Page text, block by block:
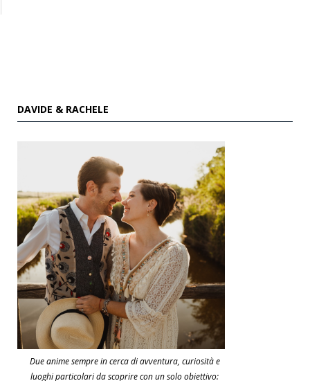
DAVIDE & RACHELE
Due anime sempre in cerca di avventura, curiosità e
luoghi particolari da scoprire con un solo obiettivo: